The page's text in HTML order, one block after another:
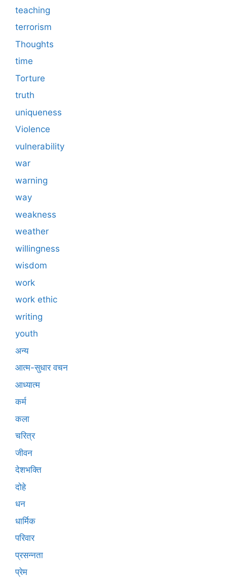
teaching
terrorism
Thoughts
time
Torture
truth
uniqueness
Violence
vulnerability
war
warning
way
weakness
weather
willingness
wisdom
work
work ethic
writing
youth
अन्य
आत्म-सुधार वचन
आध्यात्म
कर्म
कला
चरित्र
जीवन
देशभक्ति
दोहे
धन
धार्मिक
परिवार
प्रसन्नता
प्रेम